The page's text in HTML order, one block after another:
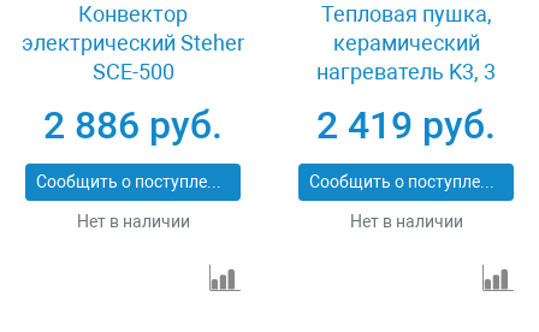
Конвектор
электрический Steher
SCE-500
2 886 руб.
Сообщить о поступлении
Нет в наличии
Тепловая пушка,
керамический
нагреватель K3, 3
Сибртех 96404
2 419 руб.
Сообщить о поступлении
Нет в наличии